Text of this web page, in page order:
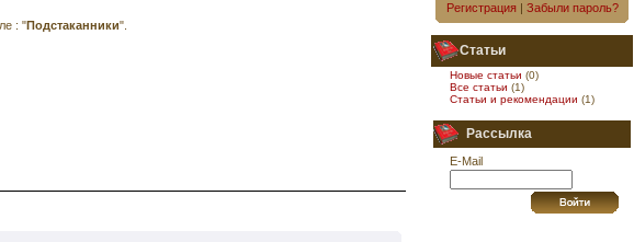
: "Подстаканники".
Регистрация| Забыли пароль?
Статьи
Новые статьи (0)
Все статьи (1)
Статьи и рекомендации (1)
Рассылка
E-Mail